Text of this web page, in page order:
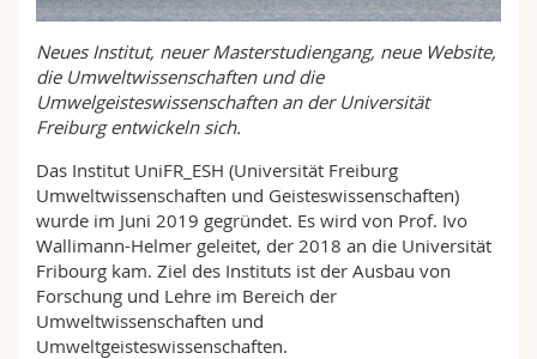
Math.-Nat. und Med. Fak.
Interfakultär
Mitarbeitende
Doktorierende
Webmail
Vorlesungsverzeichnis
Neues Institut, neuer Masterstudiengang, neue Website,
die Umweltwissenschaften und die
Umwelgeisteswissenschaften an der Universität
Freiburg entwickeln sich.
Das Institut UniFR_ESH (Universität Freiburg
Umweltwissenschaften und Geisteswissenschaften)
wurde im Juni 2019 gegründet. Es wird von Prof. Ivo
Wallimann-Helmer geleitet, der 2018 an die Universität
Fribourg kam. Ziel des Instituts ist der Ausbau von
Forschung und Lehre im Bereich der
Umweltwissenschaften und
Umweltgeisteswissenschaften.